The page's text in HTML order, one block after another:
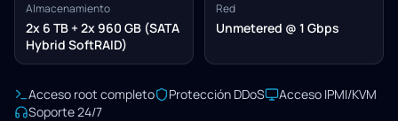
Almacenamiento
2x 6 TB + 2x 960 GB (SATA
Hybrid SoftRAID)
Red
Unmetered @ 1 Gbps
Acceso root completo Protección DDoS
Acceso IPMI/KVM
Soporte 24/7